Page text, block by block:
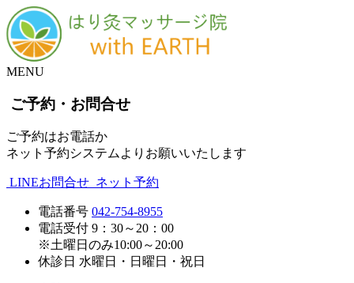
MENU
ご予約・お問合せ
ご予約はお電話か
ネット予約システムよりお願いいたします
LINEお問合せ ネット予約
電話番号 042-754-8955
電話受付 9：30～20：00
※土曜日のみ10:00～20:00
休診日 水曜日・日曜日・祝日